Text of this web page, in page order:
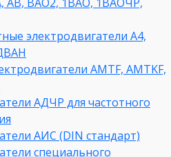
электродвигатели A4,
AMTF, AMTKF,
АДЧР для частотного
АИС (DIN стандарт)
специального